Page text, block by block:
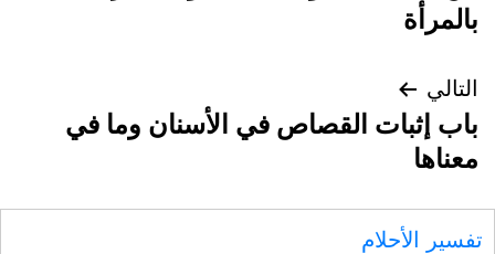
بالمرأة
التالي
باب إثبات القصاص في الأسنان وما في
معناها
تفسير الأحلام